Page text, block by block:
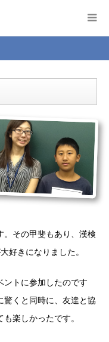
。その甲斐もあり、漢検
好きになりました。
ントに参加したのです
驚くと同時に、友達と協
楽しかったです。